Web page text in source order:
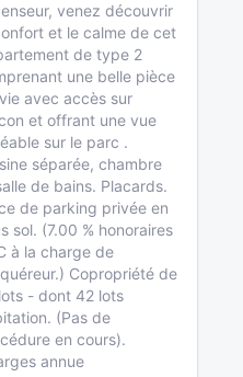
venez découvrir
et le calme de cet
de type 2
une belle pièce
avec accès sur
et offrant une vue
sur le parc .
séparée, chambre
de bains. Placards.
de parking privée en
sol. (7.00 % honoraires
à la charge de
Copropriété de
- dont 42 lots
(Pas de
en cours).
annue